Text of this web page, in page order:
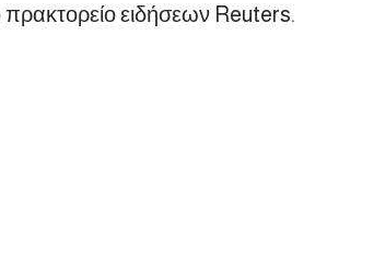
πρακτορείο ειδήσεων Reuters.